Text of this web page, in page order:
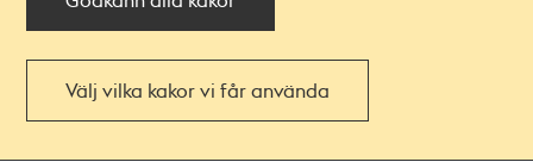
Välj vilka kakor vi får använda